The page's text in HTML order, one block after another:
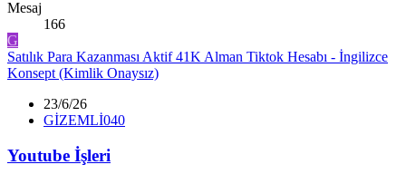
Mesaj
166
G
Satılık Para Kazanması Aktif 41K Alman Tiktok Hesabı - İngilizce
Konsept (Kimlik Onaysız)
23/6/26
GİZEMLİ040
Youtube İşleri